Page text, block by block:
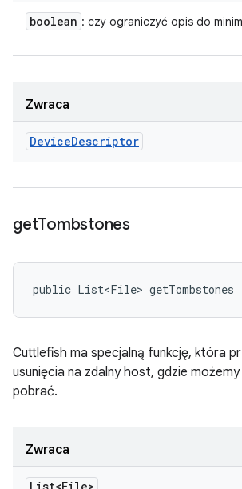
boolean : czy ograniczyć opis do
Zwraca
DeviceDescriptor
getTombstones
public List<File> getTombstones
Cuttlefish ma specjalną funkcję, która
usunięcia na zdalny host, gdzie
pobrać.
Zwraca